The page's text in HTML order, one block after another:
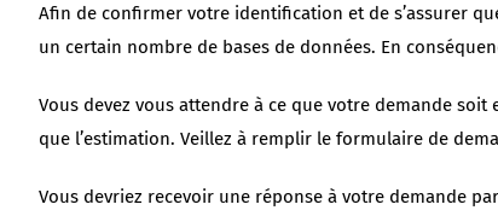
Afin de confirmer votre identification et de s’assurer
un certain nombre de bases de données. En
Vous devez vous attendre à ce que votre demande
que l’estimation. Veillez à remplir le formulaire de
Vous devriez recevoir une réponse à votre demande